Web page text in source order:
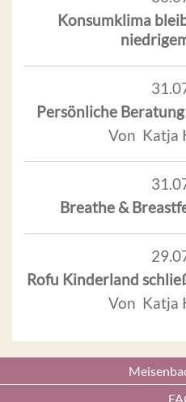
Konsumklima
Persönliche
Von Katja
Breathe &
Rofu Kinderland
Von Katja